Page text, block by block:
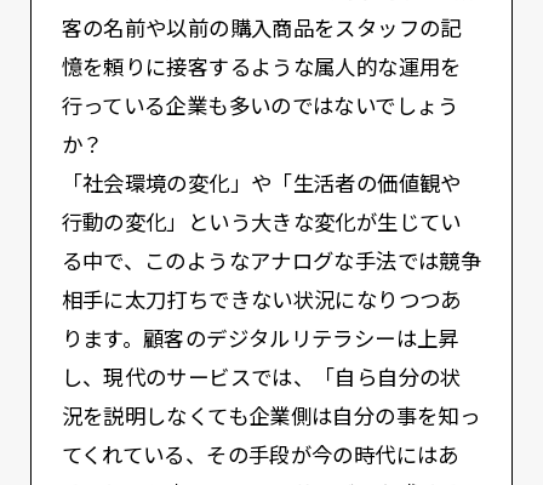
客の名前や以前の購入商品をスタッフの記
憶を頼りに接客するような属人的な運用を
行っている企業も多いのではないでしょう
か？
「社会環境の変化」や「生活者の価値観や
行動の変化」という大きな変化が生じてい
る中で、このようなアナログな手法では競争
相手に太刀打ちできない状況になりつつあ
ります。顧客のデジタルリテラシーは上昇
し、現代のサービスでは、「自ら自分の状
況を説明しなくても企業側は自分の事を知っ
てくれている、その手段が今の時代にはあ